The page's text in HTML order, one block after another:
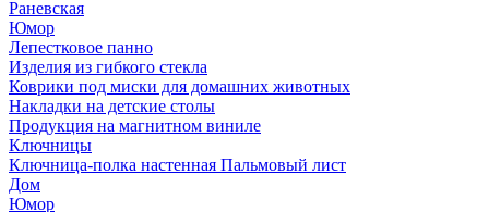
Раневская
Юмор
Лепестковое панно
Изделия из гибкого стекла
Коврики под миски для домашних животных
Накладки на детские столы
Продукция на магнитном виниле
Ключницы
Ключница-полка настенная Пальмовый лист
Дом
Юмор